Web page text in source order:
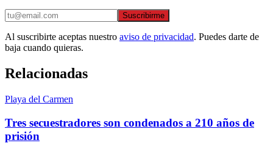
Suscribirme
Al suscribirte aceptas nuestro aviso de privacidad. Puedes darte de
baja cuando quieras.
Relacionadas
Playa del Carmen
Tres secuestradores son condenados a 210 años de
prisión